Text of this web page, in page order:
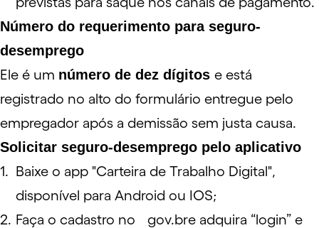
Número do requerimento para seguro-
desemprego
Ele é um número de dez dígitos e está
registrado no alto do formulário entregue pelo
empregador após a demissão sem justa causa.
Solicitar seguro-desemprego pelo aplicativo
Baixe o app "Carteira de Trabalho Digital",
disponível para Android ou IOS;
Faça o cadastro no
gov.bre adquira “login” e